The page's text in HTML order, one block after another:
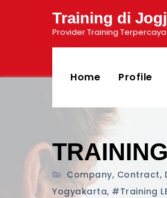
Training di
Provider Training Terpercaya
Home Profile
Company, Contract,
Yogyakarta, #training